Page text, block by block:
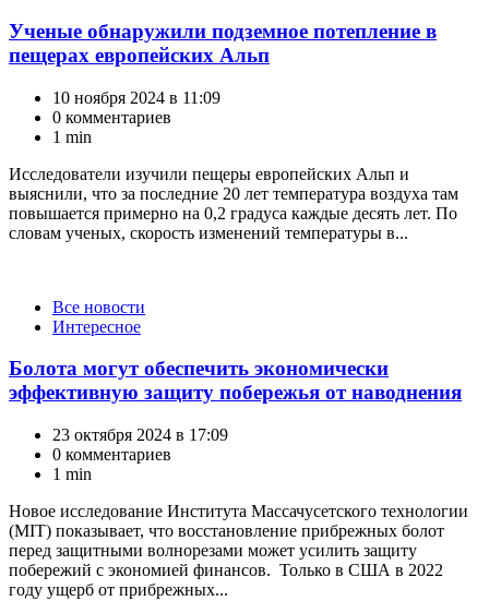
Ученые обнаружили подземное потепление в
пещерах европейских Альп
10 ноября 2024 в 11:09
0 комментариев
1 min
Исследователи изучили пещеры европейских Альп и
выяснили, что за последние 20 лет температура воздуха там
повышается примерно на 0,2 градуса каждые десять лет. По
словам ученых, скорость изменений температуры в...
КатегорииВсе новости
Интересное
Болота могут обеспечить экономически
эффективную защиту побережья от наводнения
23 октября 2024 в 17:09
0 комментариев
1 min
Новое исследование Института Массачусетского технологии
(MIT) показывает, что восстановление прибрежных болот
перед защитными волнорезами может усилить защиту
побережий с экономией финансов. Только в США в 2022
году ущерб от прибрежных...